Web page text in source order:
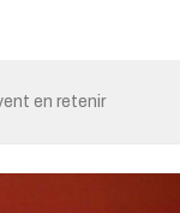
en retenir